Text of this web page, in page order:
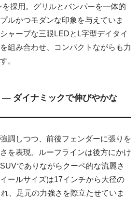
を採用。グリルとバンパーを一体的
ルかつモダンな印象を与えていま
ャープな三眼LEDとL字型デイタイ
組み合わせ、コンパクトながらも力
。
― ダイナミックで伸びやかな
調しつつ、前後フェンダーに張りを
を表現。ルーフラインは後方にかけ
でありながらクーペ的な流麗さ
ールサイズは17インチから大径の
、足元の力強さを際立たせていま